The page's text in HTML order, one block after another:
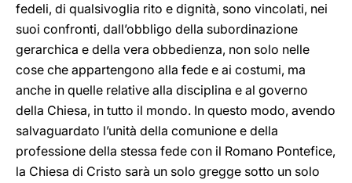
fedeli, di qualsivoglia rito e dignità, sono vincolati, nei
suoi confronti, dall’obbligo della subordinazione
gerarchica e della vera obbedienza, non solo nelle
cose che appartengono alla fede e ai costumi, ma
anche in quelle relative alla disciplina e al governo
della Chiesa, in tutto il mondo. In questo modo, avendo
salvaguardato l’unità della comunione e della
professione della stessa fede con il Romano Pontefice,
la Chiesa di Cristo sarà un solo gregge sotto un solo